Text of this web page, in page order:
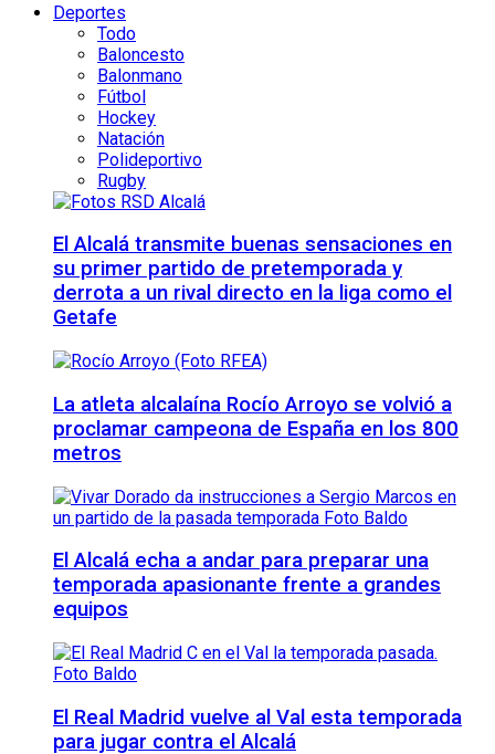
Deportes
Todo
Baloncesto
Balonmano
Fútbol
Hockey
Natación
Polideportivo
Rugby
El Alcalá transmite buenas sensaciones en
su primer partido de pretemporada y
derrota a un rival directo en la liga como el
Getafe
La atleta alcalaína Rocío Arroyo se volvió a
proclamar campeona de España en los 800
metros
El Alcalá echa a andar para preparar una
temporada apasionante frente a grandes
equipos
El Real Madrid vuelve al Val esta temporada
para jugar contra el Alcalá